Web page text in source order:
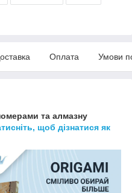
Оплата Умови
та алмазну
щоб дізнатися як